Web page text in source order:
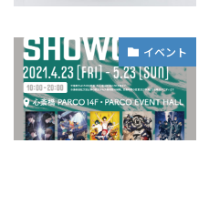
イベント